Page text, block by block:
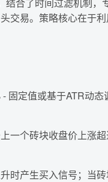
交易。策略核心在于
固定值或基于ATR动
一个砖块收盘价上涨
时产生买入信号；当